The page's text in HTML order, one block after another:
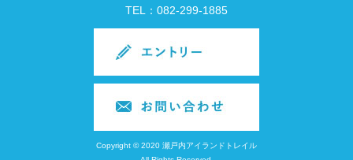
TEL：082-299-1885
Copyright © 2020 瀬戸内アイランドトレイル